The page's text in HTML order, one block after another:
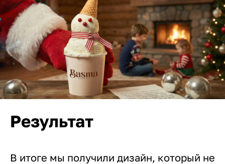
Результат
В итоге мы получили дизайн, который не